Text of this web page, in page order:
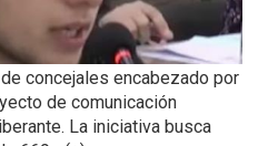
concejales encabezado por
de comunicación
La iniciativa busca